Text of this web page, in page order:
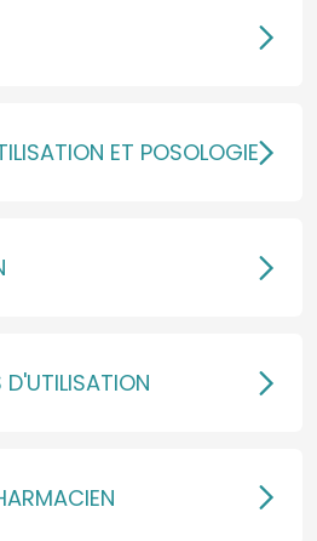
ET POSOLOGIE